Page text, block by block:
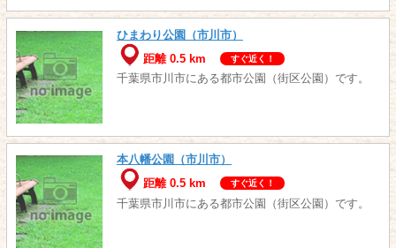
ひまわり公園（市川市）
距離 0.5 km
すぐ近く！
千葉県市川市にある都市公園（街区公園）です。
本八幡公園（市川市）
距離 0.5 km
すぐ近く！
千葉県市川市にある都市公園（街区公園）です。